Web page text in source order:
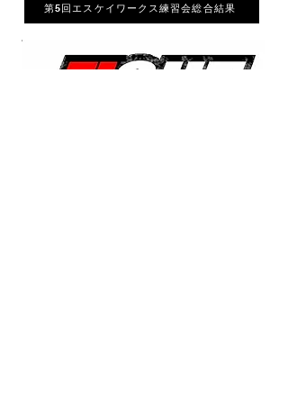
第5回エスケイワークス練習会総合結果